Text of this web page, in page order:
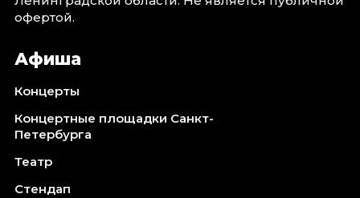
офертой.
Афиша
Концерты
Концертные площадки Санкт-
Петербурга
Театр
Стендап